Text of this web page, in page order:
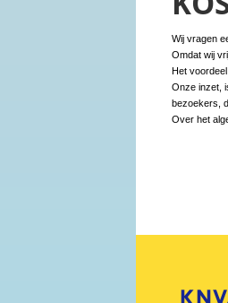
Wij vragen
Omdat wij
Het
Onze inzet,
bezoekers,
Over het